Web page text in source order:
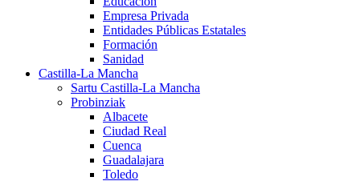
Empresa Privada
Entidades Públicas Estatales
Formación
Sanidad
Castilla-La Mancha
Sartu Castilla-La Mancha
Probinziak
Albacete
Ciudad Real
Cuenca
Guadalajara
Toledo